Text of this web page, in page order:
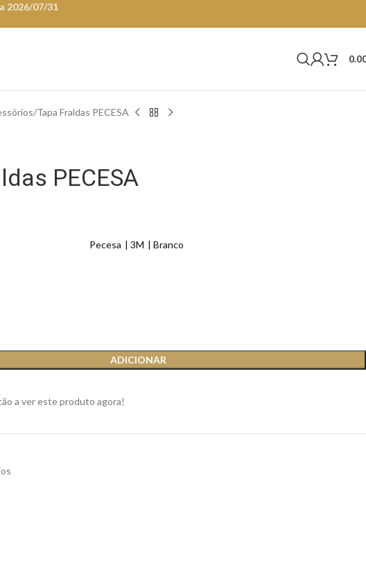
2026/07/31
Tapa Fraldas PECESA
PECESA
Pecesa 3M Branco
ADICIONAR
a ver este produto agora!